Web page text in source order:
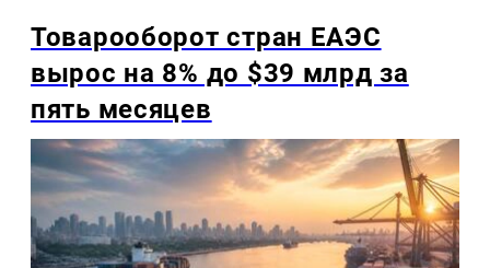
Товарооборот стран ЕАЭС
вырос на 8% до $39 млрд за
пять месяцев